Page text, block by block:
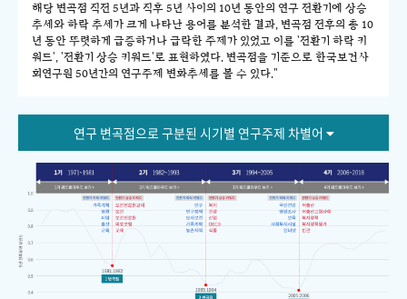
해당 변곡점 직전 5년과 직후 5년 사이의 10년 동안의 연구 전환기에 상승
추세와 하락 추세가 크게 나타난 용어를 분석한 결과, 변곡점 전후의 총 10
년 동안 뚜렷하게 급증하거나 급락한 주제가 있었고 이를 '전환기 하락 키
워드', '전환기 상승 키워드'로 표현하였다. 변곡점을 기준으로 한국보건사
회연구원 50년간의 연구주제 변화추세를 볼 수 있다."
연구 변곡점으로 구분된 시기별 연구주제 차별어